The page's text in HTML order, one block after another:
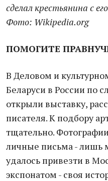
сделал крестьянина с
Фото: Wikipedia.org
ПОМОГИТЕ
В Деловом и
Беларуси в России по
открыли выставку,
писателя. К подбору
тщательно.
личные письма - лишь
удалось привезти в
экспонатом - своя